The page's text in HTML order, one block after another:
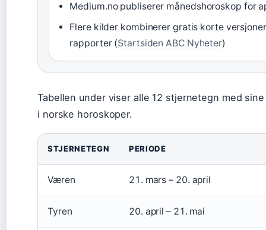
Medium.no publiserer månedshoroskop for
Flere kilder kombinerer gratis korte
rapporter (Startsiden ABC Nyheter)
Tabellen under viser alle 12 stjernetegn med
i norske horoskoper.
STJERNETEGN PERIODE
Væren 21. mars – 20. april
Tyren 20. april – 21. mai